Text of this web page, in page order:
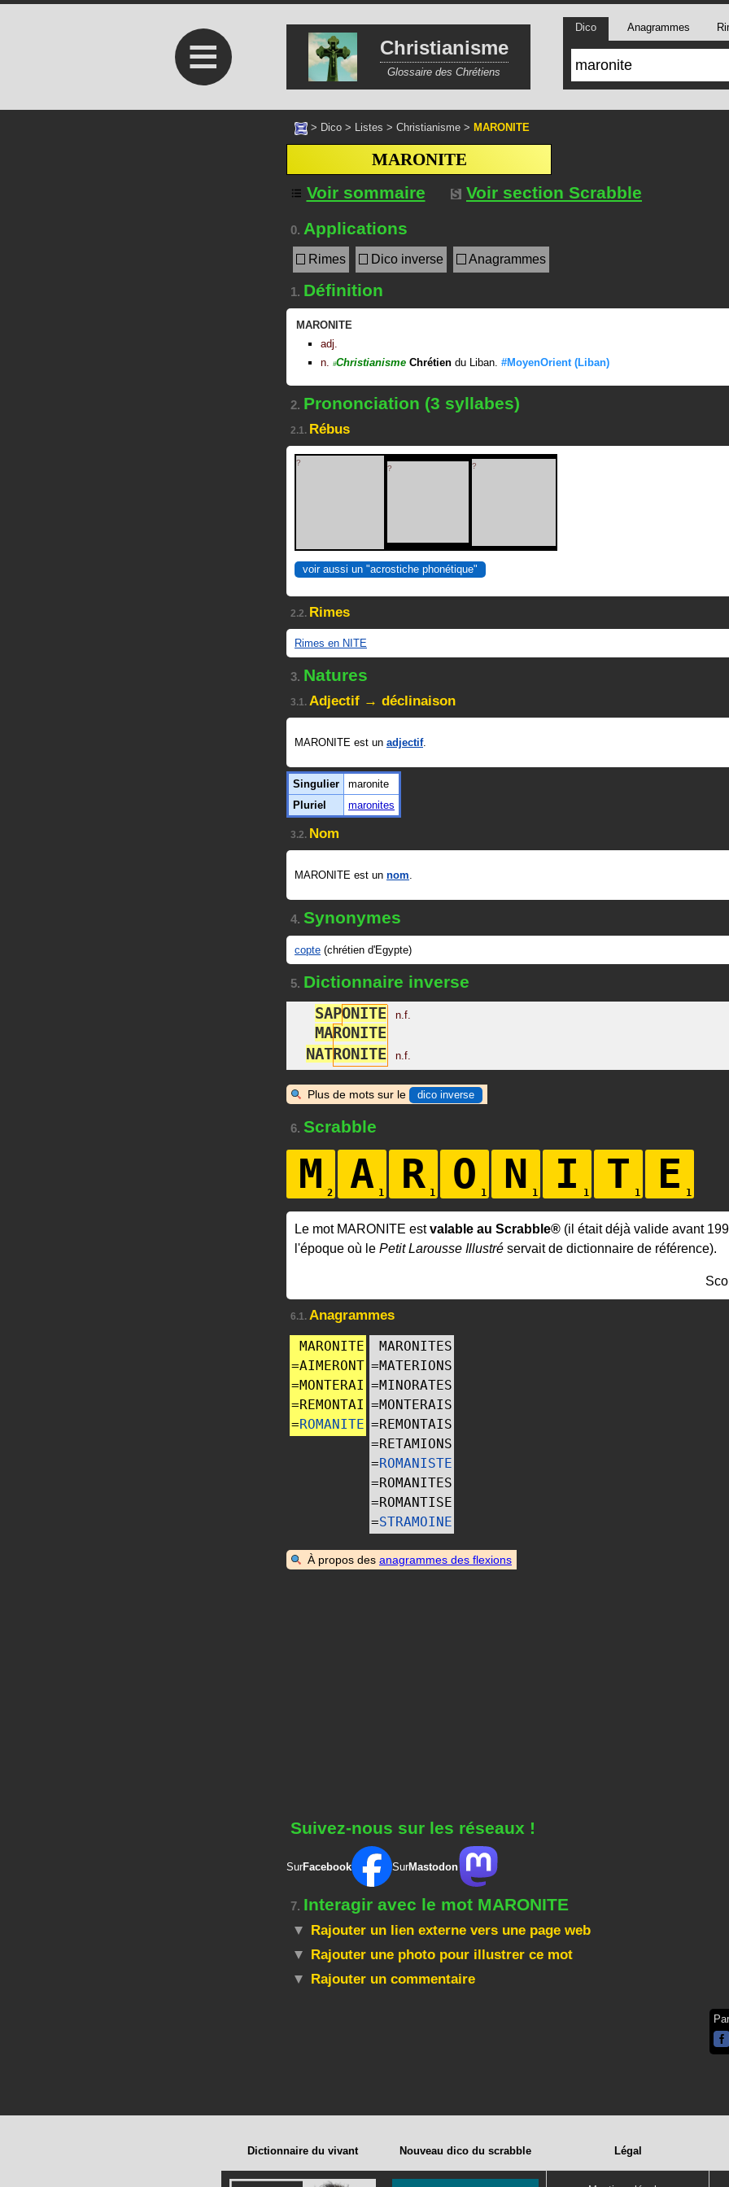
≡ Christianisme
Glossaire des Chrétiens
Dico Anagrammes
> Dico > Listes > Christianisme > MARONITE
MARONITE
Voir sommaire
Voir section Scrabble
0. Applications
Rimes Dico inverse Anagrammes
1. Définition
MARONITE
adj.
n. #Christianisme Chrétien du Liban. #MoyenOrient (Liban)
2. Prononciation (3 syllabes)
2.1. Rébus
?
? ?
voir aussi un "acrostiche phonétique"
2.2. Rimes
Rimes en NITE
3. Natures
3.1. Adjectif → déclinaison
MARONITE est un adjectif.
Singulier
maronite
Pluriel
maronites
3.2. Nom
MARONITE est un nom.
4. Synonymes
copte (chrétien d'Egypte)
5. Dictionnaire inverse
SAPONITE n.f.
MARONITE
NATRONITE n.f.
Plus de mots sur le dico inverse
6. Scrabble
M A R O N I T E
Le mot MARONITE estvalable au Scrabble® (il était déjà valide avant
l'époque où le Petit Larousse Illustré servait de dictionnaire de référence).
6.1. Anagrammes
MARONITE
=AIMERONT
=MONTERAI
=REMONTAI
=ROMANITE
MARONITES
=MATERIONS
=MINORATES
=MONTERAIS
=REMONTAIS
=RETAMIONS
=ROMANISTE
=ROMANITES
=ROMANTISE
=STRAMOINE
À propos des anagrammes des flexions
Suivez-nous sur les réseaux !
SurFacebook SurMastodon
7. Interagir avec le mot MARONITE
Rajouter un lien externe vers une page web
Rajouter une photo pour illustrer ce mot
Rajouter un commentaire
Dictionnaire du vivant Nouveau dico du scrabble Légal